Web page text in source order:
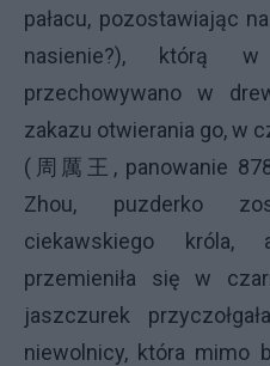
pałacu, pozostawiając
nasienie?), którą w
przechowywano w
zakazu otwierania go, w
(周厲王, panowanie
Zhou, puzderko
ciekawskiego króla,
przemieniła się w
jaszczurek
niewolnicy, która mimo